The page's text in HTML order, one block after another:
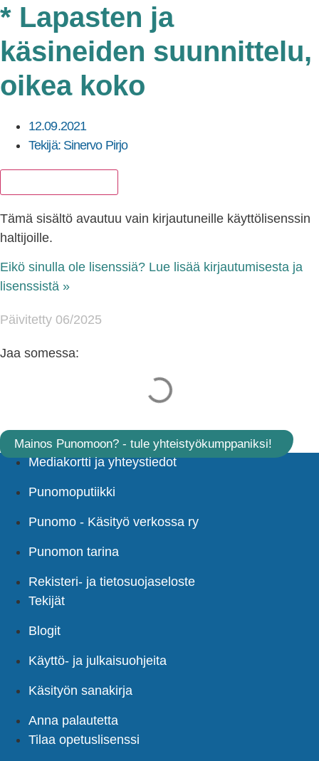
* Lapasten ja
käsineiden suunnittelu,
oikea koko
12.09.2021
Tekijä:Sinervo Pirjo
Tämä sisältö avautuu vain kirjautuneille käyttölisenssin
haltijoille.
Eikö sinulla ole lisenssiä? Lue lisää kirjautumisesta ja
lisenssistä »
Päivitetty 06/2025
Jaa somessa:
Mainos Punomoon? - tule yhteistyökumppaniksi!
Mediakortti ja yhteystiedot
Punomoputiikki
Punomo - Käsityö verkossa ry
Punomon tarina
Rekisteri- ja tietosuojaseloste
Tekijät
Blogit
Käyttö- ja julkaisuohjeita
Käsityön sanakirja
Anna palautetta
Tilaa opetuslisenssi